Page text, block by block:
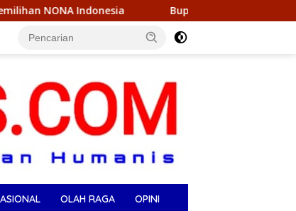
Bupati Ikbar Dan Wabup Konut Sambut
OLAH RAGA OPINI